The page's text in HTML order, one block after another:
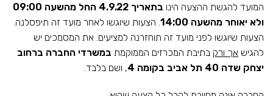
המועד להגשת ההצעה הינו
בתאריך 4.9.22 החל מהשעה 09:00
ולא יאוחר מהשעה 14:00
. הצעות שיוגשו לאחר מועד זה תיפסלנה.
הצעות שיוגשו לפני מועד זה תוחזרנה למציעים. את המסמכים יש
להגיש אך ורק בתיבת המכרזים הממוקמת במשרדי החברה ברחוב
יצחק שדה 40 תל אביב בקומה 4
, ושם בלבד.